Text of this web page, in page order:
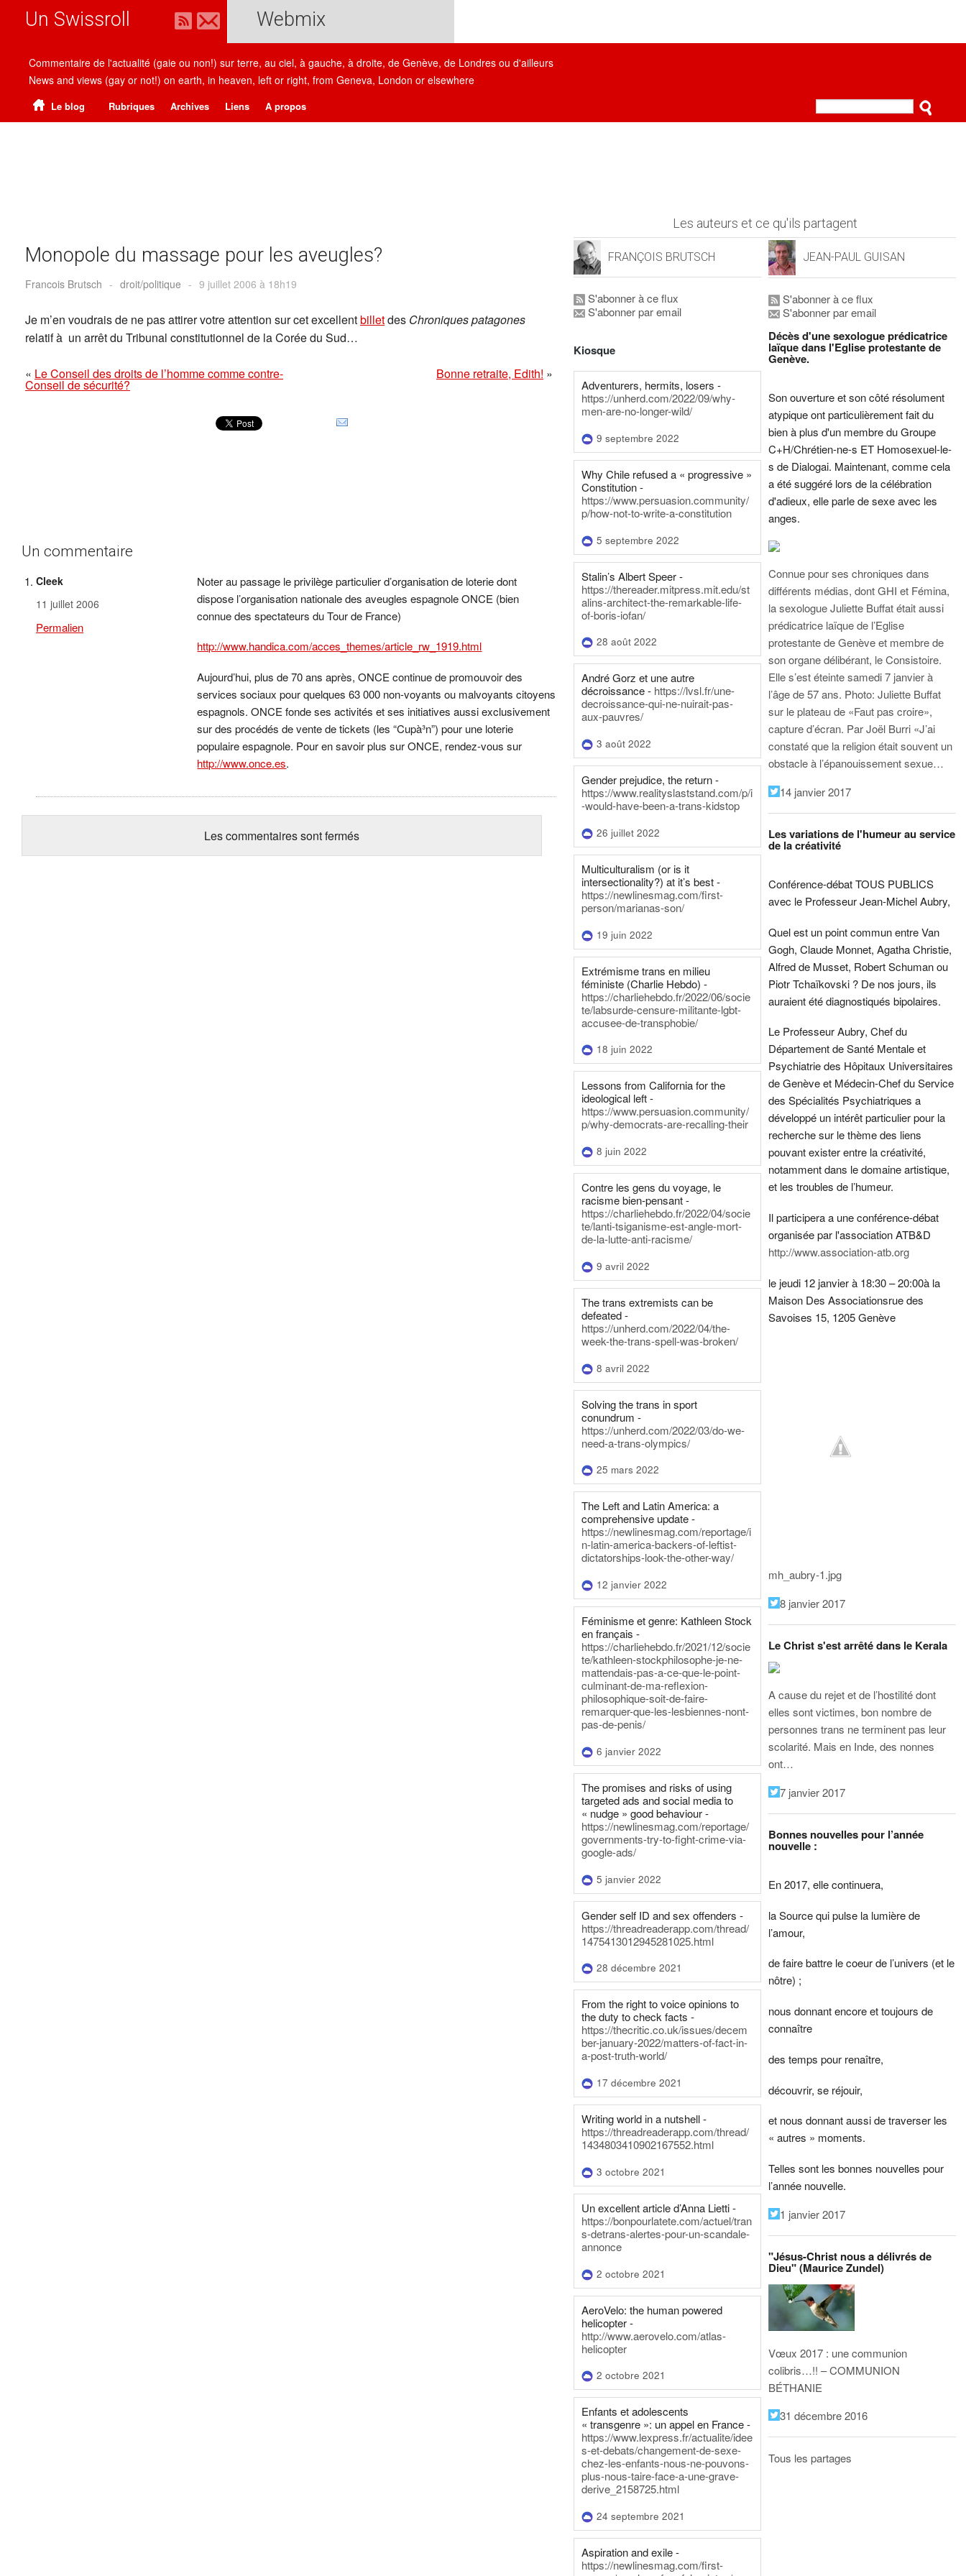
Un Swissroll Webmix
Commentaire de l'actualité (gaie ou non!) sur terre, au ciel, à gauche, à droite, de Genève, de Londres ou d'ailleurs
News and views (gay or not!) on earth, in heaven, left or right, from Geneva, London or elsewhere
Le blog Rubriques Archives Liens A propos
Monopole du massage pour les aveugles?
Francois Brutsch - droit/politique - 9 juillet 2006 à 18h19
Je m’en voudrais de ne pas attirer votre attention sur cet excellentbilletdes Chroniques patagones
relatif à un arrêt du Tribunal constitutionnel de la Corée du Sud…
« Le Conseil des droits de l’homme comme contre-
Conseil de sécurité?
Bonne retraite, Edith! »
Un commentaire
Cleek
11 juillet 2006
Permalien
Noter au passage le privilège particulier d’organisation de loterie dont
dispose l’organisation nationale des aveugles espagnole ONCE (bien
connue des spectateurs du Tour de France)
http://www.handica.com/acces_themes/article_rw_1919.html
Aujourd’hui, plus de 70 ans après, ONCE continue de promouvoir des
services sociaux pour quelques 63 000 non-voyants ou malvoyants citoyens
espagnols. ONCE fonde ses activités et ses initiatives aussi exclusivement
sur des procédés de vente de tickets (les “Cupà³n”) pour une loterie
populaire espagnole. Pour en savoir plus sur ONCE, rendez-vous sur
http://www.once.es.
Les commentaires sont fermés
Les auteurs et ce qu'ils partagent
FRANÇOIS BRUTSCH
S'abonner à ce flux
S'abonner par email
Kiosque
Adventurers, hermits, losers -
https://unherd.com/2022/09/why-
men-are-no-longer-wild/
9 septembre 2022
Why Chile refused a « progressive »
Constitution -
https://www.persuasion.community/
p/how-not-to-write-a-constitution
5 septembre 2022
Stalin’s Albert Speer -
https://thereader.mitpress.mit.edu/st
alins-architect-the-remarkable-life-
of-boris-iofan/
28 août 2022
André Gorz et une autre
décroissance - https://lvsl.fr/une-
decroissance-qui-ne-nuirait-pas-
aux-pauvres/
3 août 2022
Gender prejudice, the return -
https://www.realityslaststand.com/p/i
-would-have-been-a-trans-kidstop
26 juillet 2022
Multiculturalism (or is it
intersectionality?) at it’s best -
https://newlinesmag.com/first-
person/marianas-son/
19 juin 2022
Extrémisme trans en milieu
féministe (Charlie Hebdo) -
https://charliehebdo.fr/2022/06/socie
te/labsurde-censure-militante-lgbt-
accusee-de-transphobie/
18 juin 2022
Lessons from California for the
ideological left -
https://www.persuasion.community/
p/why-democrats-are-recalling-their
8 juin 2022
Contre les gens du voyage, le
racisme bien-pensant -
https://charliehebdo.fr/2022/04/socie
te/lanti-tsiganisme-est-angle-mort-
de-la-lutte-anti-racisme/
9 avril 2022
The trans extremists can be
defeated -
https://unherd.com/2022/04/the-
week-the-trans-spell-was-broken/
8 avril 2022
Solving the trans in sport
conundrum -
https://unherd.com/2022/03/do-we-
need-a-trans-olympics/
25 mars 2022
The Left and Latin America: a
comprehensive update -
https://newlinesmag.com/reportage/i
n-latin-america-backers-of-leftist-
dictatorships-look-the-other-way/
12 janvier 2022
Féminisme et genre: Kathleen Stock
en français -
https://charliehebdo.fr/2021/12/socie
te/kathleen-stockphilosophe-je-ne-
mattendais-pas-a-ce-que-le-point-
culminant-de-ma-reflexion-
philosophique-soit-de-faire-
remarquer-que-les-lesbiennes-nont-
pas-de-penis/
6 janvier 2022
The promises and risks of using
targeted ads and social media to
« nudge » good behaviour -
https://newlinesmag.com/reportage/
governments-try-to-fight-crime-via-
google-ads/
5 janvier 2022
Gender self ID and sex offenders -
https://threadreaderapp.com/thread/
1475413012945281025.html
28 décembre 2021
From the right to voice opinions to
the duty to check facts -
https://thecritic.co.uk/issues/decem
ber-january-2022/matters-of-fact-in-
a-post-truth-world/
17 décembre 2021
Writing world in a nutshell -
https://threadreaderapp.com/thread/
1434803410902167552.html
3 octobre 2021
Un excellent article d’Anna Lietti -
https://bonpourlatete.com/actuel/tran
s-detrans-alertes-pour-un-scandale-
annonce
2 octobre 2021
AeroVelo: the human powered
helicopter -
http://www.aerovelo.com/atlas-
helicopter
2 octobre 2021
Enfants et adolescents
« transgenre »: un appel en France -
https://www.lexpress.fr/actualite/idee
s-et-debats/changement-de-sexe-
chez-les-enfants-nous-ne-pouvons-
plus-nous-taire-face-a-une-grave-
derive_2158725.html
24 septembre 2021
Aspiration and exile -
https://newlinesmag.com/first-
JEAN-PAUL GUISAN
S'abonner à ce flux
S'abonner par email
Décès d'une sexologue prédicatrice
laïque dans l'Eglise protestante de
Genève.
Son ouverture et son côté résolument
atypique ont particulièrement fait du
bien à plus d'un membre du Groupe
C+H/Chrétien-ne-s ET Homosexuel-le-
s de Dialogai. Maintenant, comme cela
a été suggéré lors de la célébration
d'adieux, elle parle de sexe avec les
anges.
Connue pour ses chroniques dans
différents médias, dont GHI et Fémina,
la sexologue Juliette Buffat était aussi
prédicatrice laïque de l’Eglise
protestante de Genève et membre de
son organe délibérant, le Consistoire.
Elle s’est éteinte samedi 7 janvier à
l’âge de 57 ans. Photo: Juliette Buffat
sur le plateau de «Faut pas croire»,
capture d’écran. Par Joël Burri «J’ai
constaté que la religion était souvent un
obstacle à l’épanouissement sexue…
14 janvier 2017
Les variations de l'humeur au service
de la créativité
Conférence-débat TOUS PUBLICS
avec le Professeur Jean-Michel Aubry,
Quel est un point commun entre Van
Gogh, Claude Monnet, Agatha Christie,
Alfred de Musset, Robert Schuman ou
Piotr Tchaïkovski ? De nos jours, ils
auraient été diagnostiqués bipolaires.
Le Professeur Aubry, Chef du
Département de Santé Mentale et
Psychiatrie des Hôpitaux Universitaires
de Genève et Médecin-Chef du Service
des Spécialités Psychiatriques a
développé un intérêt particulier pour la
recherche sur le thème des liens
pouvant exister entre la créativité,
notamment dans le domaine artistique,
et les troubles de l’humeur.
Il participera a une conférence-débat
organisée par l'association ATB&D
http://www.association-atb.org
le jeudi 12 janvier à 18:30 – 20:00à la
Maison Des Associationsrue des
Savoises 15, 1205 Genève
mh_aubry-1.jpg
8 janvier 2017
Le Christ s'est arrêté dans le Kerala
A cause du rejet et de l’hostilité dont
elles sont victimes, bon nombre de
personnes trans ne terminent pas leur
scolarité. Mais en Inde, des nonnes
ont…
7 janvier 2017
Bonnes nouvelles pour l’année
nouvelle :
En 2017, elle continuera,
la Source qui pulse la lumière de
l’amour,
de faire battre le coeur de l’univers (et le
nôtre) ;
nous donnant encore et toujours de
connaître
des temps pour renaître,
découvrir, se réjouir,
et nous donnant aussi de traverser les
« autres » moments.
Telles sont les bonnes nouvelles pour
l’année nouvelle.
1 janvier 2017
"Jésus-Christ nous a délivrés de
Dieu" (Maurice Zundel)
Vœux 2017 : une communion
colibris…!! – COMMUNION
BÉTHANIE
31 décembre 2016
Tous les partages